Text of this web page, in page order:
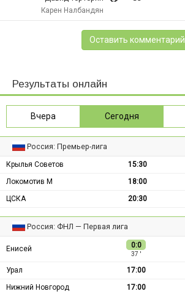
Карен Налбандян
Оставить комментарий
Результаты онлайн
Вчера Сегодня
Россия: Премьер-лига
Крылья Советов 15:30
Локомотив М
18:00
ЦСКА
20:30
Россия: ФНЛ — Первая лига
Енисей 0:0
37 ′
Урал 17:00
Нижний Новгород
17:00